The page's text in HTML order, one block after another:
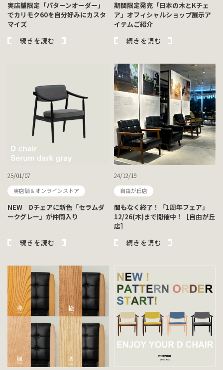
実店舗限定「パターンオーダー」
でカリモク60を自分好みにカスタ
マイズ
続きを読む
期間限定発売「日本の木とKチェ
ア」オフィシャルショップ展示ア
イテムご紹介
続きを読む
25/01/07
実店舗＆オンラインストア
NEW Dチェアに新色「セラムダ
ークグレー」が仲間入り
続きを読む
24/12/19
自由が丘店
間もなく終了！「1周年フェア」
12/26(木)まで開催中！［自由が丘
店］
続きを読む